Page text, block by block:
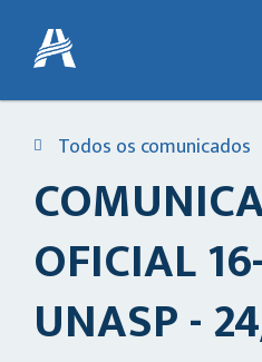
Todos os comunicados
OFICIAL
UNASP -